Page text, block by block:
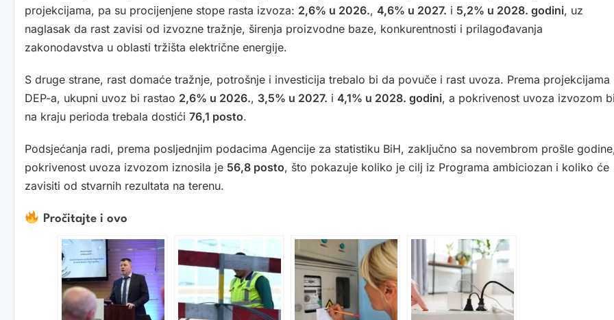
projekcijama, pa su procijenjene stope rasta izvoza: 2,6% u 2026., 4,6% u 2027. i 5,2% u 2028. godini, uz
naglasak da rast zavisi od izvozne tražnje, širenja proizvodne baze, konkurentnosti i prilagođavanja
zakonodavstva u oblasti tržišta električne energije.
S druge strane, rast domaće tražnje, potrošnje i investicija trebalo bi da povuče i rast uvoza. Prema projekcijama
DEP-a, ukupni uvoz bi rastao 2,6% u 2026., 3,5% u 2027. i 4,1% u 2028. godini, a pokrivenost uvoza izvozom
na kraju perioda trebala dostići 76,1 posto.
Podsjećanja radi, prema posljednjim podacima Agencije za statistiku BiH, zaključno sa novembrom prošle
pokrivenost uvoza izvozom iznosila je 56,8 posto, što pokazuje koliko je cilj iz Programa ambiciozan i koliko će
zavisiti od stvarnih rezultata na terenu.
Pročitajte i ovo